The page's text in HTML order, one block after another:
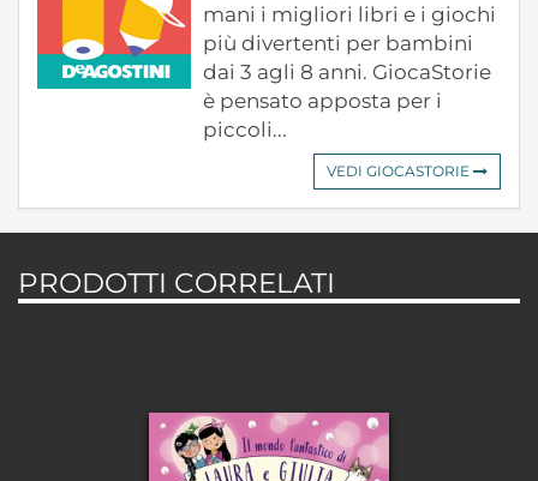
mani i migliori libri e i giochi
più divertenti per bambini
dai 3 agli 8 anni. GiocaStorie
è pensato apposta per i
piccoli...
VEDI GIOCASTORIE
PRODOTTI CORRELATI